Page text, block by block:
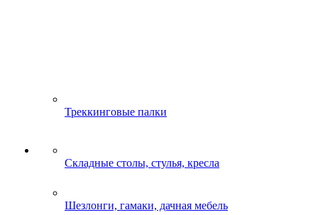
Треккинговые палки
Складные столы, стулья, кресла
Шезлонги, гамаки, дачная мебель